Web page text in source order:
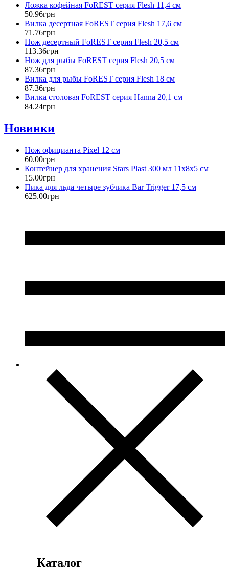
Ложка кофейная FoREST серия Flesh 11,4 см
50.96грн
Вилка десертная FoREST серия Flesh 17,6 см
71 .76грн
Нож десертный FoREST серия Flesh 20,5 см
113.36грн
Нож для рыбы FoREST серия Flesh 20,5 см
87.36грн
Вилка для рыбы FoREST серия Flesh 18 см
87.36грн
Вилка столовая FoREST серия Hanna 20,1 см
84.24грн
Новинки
Нож официанта Pixel 12 см
60.00грн
Контейнер для хранения Stars Plast 300 мл 11х8х5 см
15.00грн
Пика для льда четыре зубчика Bar Trigger 17,5 см
625.00грн
Каталог